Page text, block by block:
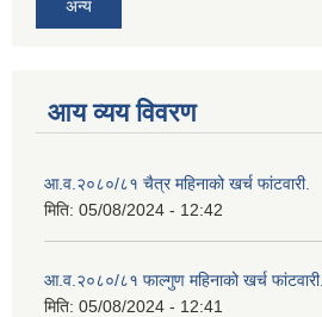
अन्य
आय व्यय विवरण
आ.व.२०८०/८१ चैत्र महिनाको खर्च फांटवारी.
मिति: 05/08/2024 - 12:42
आ.व.२०८०/८१ फाल्गुण महिनाको खर्च फांटवारी.
मिति: 05/08/2024 - 12:41